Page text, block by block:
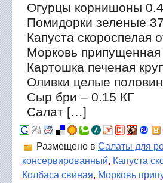
Огурцы корнишоны
Помидорки зеленые
Капуста скороспелая
Морковь припущенная
Картошка печеная
Оливки целые
Сыр бри – 0.15 КГ
Салат […]
Размещено в Салаты для
консервированный, Капуста
Колбаса свиная, Морковь